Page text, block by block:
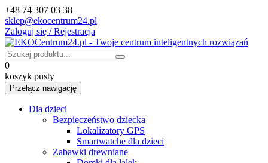
+48 74 307 03 38
sklep@ekocentrum24.pl
Zaloguj się / Rejestracja
0
koszyk pusty
Przełącz nawigację
Dla dzieci
Bezpieczeństwo dziecka
Lokalizatory GPS
Smartwatche dla dzieci
Zabawki drewniane